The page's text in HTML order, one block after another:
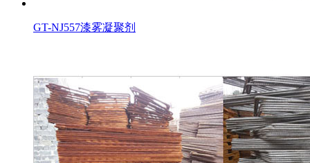
GT-NJ557漆雾凝聚剂